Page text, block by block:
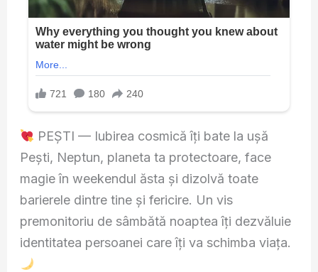
PEȘTI — Iubirea cosmică îți bate la ușă
Pești, Neptun, planeta ta protectoare, face
magie în weekendul ăsta și dizolvă toate
barierele dintre tine și fericire. Un vis
premonitoriu de sâmbătă noaptea îți dezvăluie
identitatea persoanei care îți va schimba viața.